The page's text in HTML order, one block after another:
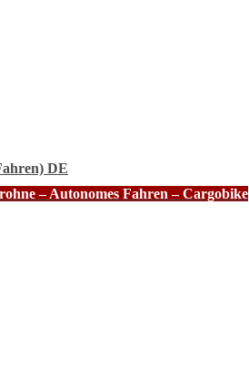
DE
– Autonomes Fahren – Cargobike